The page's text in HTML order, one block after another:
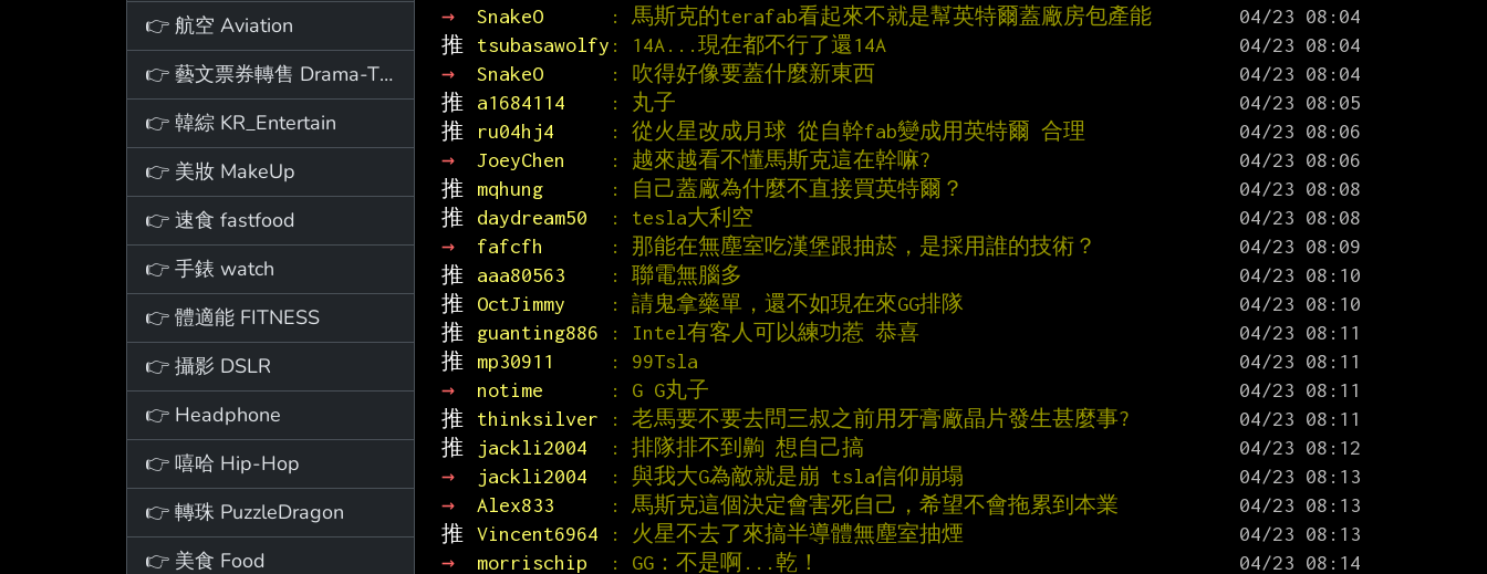
👉 航空 Aviation
👉 藝文票券轉售 Drama-Ticket
👉 韓綜 KR_Entertain
👉 美妝 MakeUp
👉 速食 fastfood
👉 手錶 watch
👉 體適能 FITNESS
👉 攝影 DSLR
👉 Headphone
👉 嘻哈 Hip-Hop
👉 轉珠 PuzzleDragon
👉 美食 Food
→
SnakeO : 馬斯克的terafab看起來不就是幫英特爾蓋廠房包產能
推
tsubasawolfy : 14A...現在都不行了還14A
→
SnakeO : 吹得好像要蓋什麼新東西
推
a1684114 : 丸子
推
ru04hj4 : 從火星改成月球 從自幹fab變成用英特爾 合理
→
JoeyChen : 越來越看不懂馬斯克這在幹嘛?
推
mqhung : 自己蓋廠為什麼不直接買英特爾？
推
daydream50 : tesla大利空
→
fafcfh : 那能在無塵室吃漢堡跟抽菸，是採用誰的技術？
推
aaa80563 : 聯電無腦多
推
OctJimmy : 請鬼拿藥單，還不如現在來GG排隊
推
guanting886 : Intel有客人可以練功惹 恭喜
推
mp30911 : 99Tsla
→
notime : G G丸子
推
thinksilver : 老馬要不要去問三叔之前用牙膏廠晶片發生甚麼事?
推
jackli2004 : 排隊排不到齁 想自己搞
→
jackli2004 : 與我大G為敵就是崩 tsla信仰崩塌
→
Alex833 : 馬斯克這個決定會害死自己，希望不會拖累到本業
推 Vincent6964 : 火星不去了來搞半導體無塵室抽煙
→
morrischip : GG：不是啊...乾！